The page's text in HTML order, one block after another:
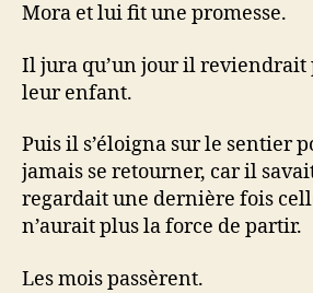
Mora et lui fit une promesse.
Il jura qu’un jour il reviendrait
leur enfant.
Puis il s’éloigna sur le sentier
jamais se retourner, car il
regardait une dernière fois
n’aurait plus la force de partir.
Les mois passèrent.